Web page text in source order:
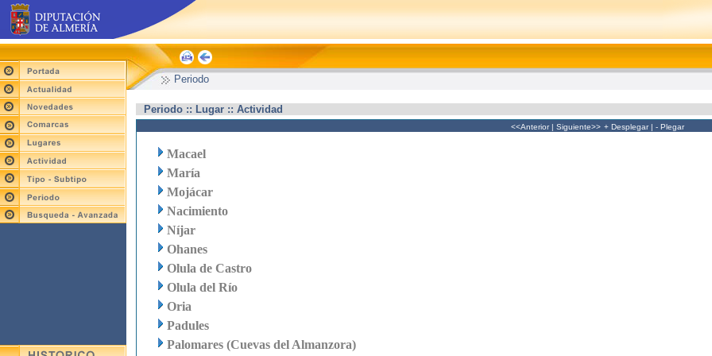
Periodo
Periodo :: Lugar :: Actividad
<<Anterior| Siguiente>> + Desplegar| - Plegar
Macael
María
Mojácar
Nacimiento
Níjar
Ohanes
Olula de Castro
Olula del Río
Oria
Padules
Palomares (Cuevas del Almanzora)